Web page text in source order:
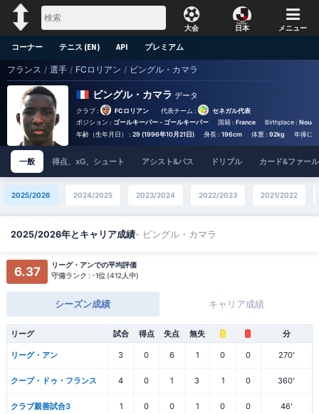
大会 日本 メニュー
コーナー テニス (EN) API プレミアム
フランス / 選手 / FCロリアン / ビングル・カマラ
ビングル・カマラ データ
クラブ : FCロリアン 代表チーム :
セネガル代表
ポジション : ゴールキーパー - ゴールキーパー 国籍 : France Birthplace :
年齢（生年月日） : 29 (1996年10月21日) 身長 : 196cm 体重 : 92kg 年俸(ユ
一般 得点、xG、シュート アシスト&パス ドリブル カード&ファール
2025/2026 2024/2025 2023/2024 2022/2023 2021/2022
2025/2026年とキャリア成績- ビングル・カマラ
6.37
リーグ・アンでの平均評価
守備ランク : -1位 (412人中)
シーズン成績 キャリア成績
リーグ 試合 得点 失点 無失 分
リーグ・アン 3 0 6 1 0 0 270'
クープ・ドゥ・フランス 4 0 1 3 1 0 360'
クラブ親善試合3 1 0 0 1 0 0 46'